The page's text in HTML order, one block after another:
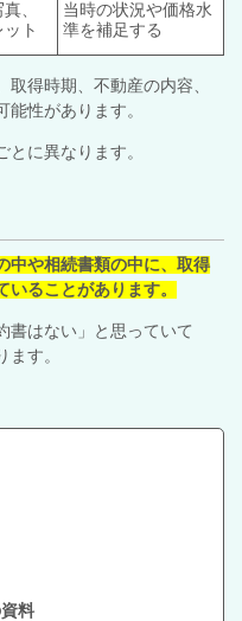
、
ト
当時の状況や価格水
準を補足する
得時期、不動産の内容、
性があります。
に異なります。
中や相続書類の中に、取得
ることがあります。
書はない」と思っていて
す。
料